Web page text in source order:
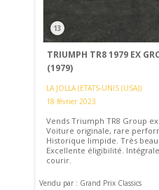
13
TRIUMPH TR8 1979 EX
(1979)
LA JOLLA (ETATS-UNIS (USA))
18 février 2023
Vends Triumph TR8 Group
Voiture originale, rare
Historique limpide. Très
Excellente éligibilité.
courir.
Vendu par : Grand Prix Classics